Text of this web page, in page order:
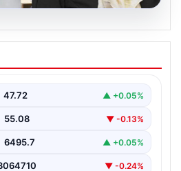
başkanvekili
oldu
47.72 ▲ +0.05%
55.08 ▼ -0.13%
6495.7 ▲ +0.05%
▼ -0.24%